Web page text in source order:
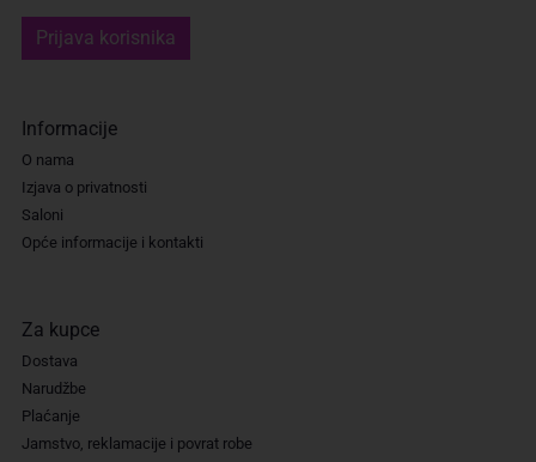
Prijava korisnika
Informacije
O nama
Izjava o privatnosti
Saloni
Opće informacije i kontakti
Za kupce
Dostava
Narudžbe
Plaćanje
Jamstvo, reklamacije i povrat robe